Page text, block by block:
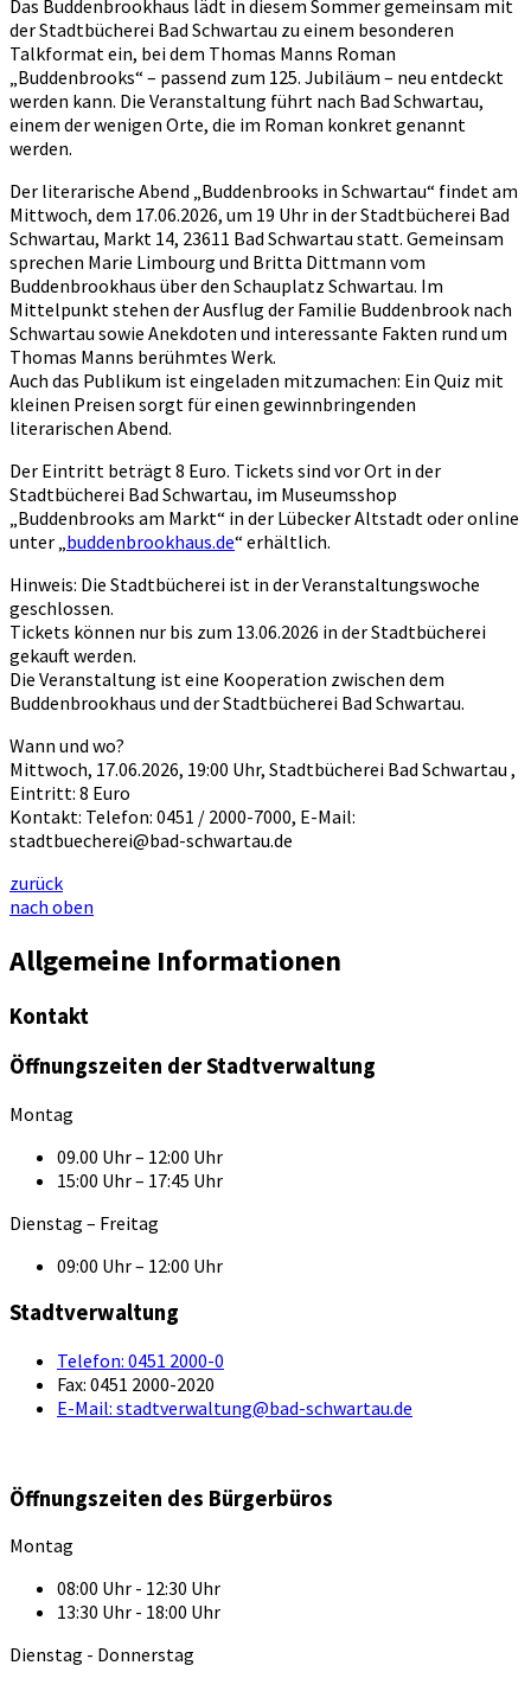
Das Buddenbrookhaus lädt in diesem Sommer gemeinsam mit
der Stadtbücherei Bad Schwartau zu einem besonderen
Talkformat ein, bei dem Thomas Manns Roman
„Buddenbrooks“ – passend zum 125. Jubiläum – neu entdeckt
werden kann. Die Veranstaltung führt nach Bad Schwartau,
einem der wenigen Orte, die im Roman konkret genannt
werden.
Der literarische Abend „Buddenbrooks in Schwartau“ findet am
Mittwoch, dem 17.06.2026, um 19 Uhr in der Stadtbücherei Bad
Schwartau, Markt 14, 23611 Bad Schwartau statt. Gemeinsam
sprechen Marie Limbourg und Britta Dittmann vom
Buddenbrookhaus über den Schauplatz Schwartau. Im
Mittelpunkt stehen der Ausflug der Familie Buddenbrook nach
Schwartau sowie Anekdoten und interessante Fakten rund um
Thomas Manns berühmtes Werk.
Auch das Publikum ist eingeladen mitzumachen: Ein Quiz mit
kleinen Preisen sorgt für einen gewinnbringenden
literarischen Abend.
Der Eintritt beträgt 8 Euro. Tickets sind vor Ort in der
Stadtbücherei Bad Schwartau, im Museumsshop
„Buddenbrooks am Markt“ in der Lübecker Altstadt oder online
unter „buddenbrookhaus.de“ erhältlich.
Hinweis: Die Stadtbücherei ist in der Veranstaltungswoche
geschlossen.
Tickets können nur bis zum 13.06.2026 in der Stadtbücherei
gekauft werden.
Die Veranstaltung ist eine Kooperation zwischen dem
Buddenbrookhaus und der Stadtbücherei Bad Schwartau.
Wann und wo?
Mittwoch, 17.06.2026, 19:00 Uhr, Stadtbücherei Bad Schwartau ,
Eintritt: 8 Euro
Kontakt: Telefon: 0451 / 2000-7000, E-Mail:
stadtbuecherei@bad-schwartau.de
zurück
nach oben
Allgemeine Informationen
Kontakt
Öffnungszeiten der Stadtverwaltung
Montag
09.00 Uhr – 12:00 Uhr
15:00 Uhr – 17:45 Uhr
Dienstag – Freitag
09:00 Uhr – 12:00 Uhr
Stadtverwaltung
Telefon: 0451 2000-0
Fax: 0451 2000-2020
E-Mail: stadtverwaltung@bad-schwartau.de
Öffnungszeiten des Bürgerbüros
Montag
08:00 Uhr - 12:30 Uhr
13:30 Uhr - 18:00 Uhr
Dienstag - Donnerstag